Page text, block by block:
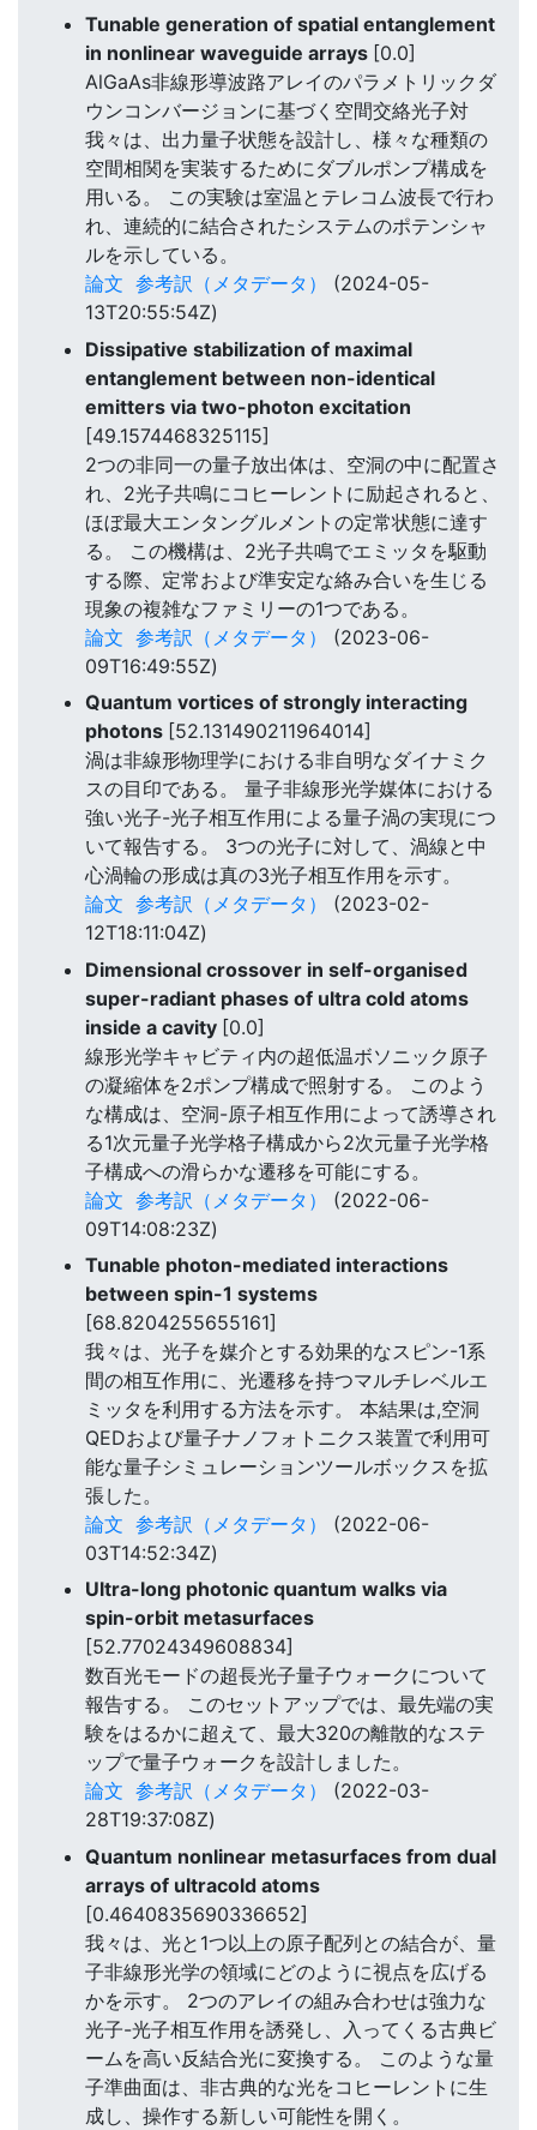
Tunable generation of spatial entanglement
in nonlinear waveguide arrays [0.0]
AlGaAs非線形導波路アレイのパラメトリックダ
ウンコンバージョンに基づく空間交絡光子対
我々は、出力量子状態を設計し、様々な種類の
空間相関を実装するためにダブルポンプ構成を
用いる。 この実験は室温とテレコム波長で行わ
れ、連続的に結合されたシステムのポテンシャ
ルを示している。
論文 参考訳（メタデータ）
(2024-05-
13T20:55:54Z)
Dissipative stabilization of maximal
entanglement between non-identical
emitters via two-photon excitation
[49.1574468325115]
2つの非同一の量子放出体は、空洞の中に配置さ
れ、2光子共鳴にコヒーレントに励起されると、
ほぼ最大エンタングルメントの定常状態に達す
る。 この機構は、2光子共鳴でエミッタを駆動
する際、定常および準安定な絡み合いを生じる
現象の複雑なファミリーの1つである。
論文 参考訳（メタデータ）
(2023-06-
09T16:49:55Z)
Quantum vortices of strongly interacting
photons [52.131490211964014]
渦は非線形物理学における非自明なダイナミク
スの目印である。 量子非線形光学媒体における
強い光子-光子相互作用による量子渦の実現につ
いて報告する。 3つの光子に対して、渦線と中
心渦輪の形成は真の3光子相互作用を示す。
論文 参考訳（メタデータ）
(2023-02-
12T18:11:04Z)
Dimensional crossover in self-organised
super-radiant phases of ultra cold atoms
inside a cavity [0.0]
線形光学キャビティ内の超低温ボソニック原子
の凝縮体を2ポンプ構成で照射する。 このよう
な構成は、空洞-原子相互作用によって誘導され
る1次元量子光学格子構成から2次元量子光学格
子構成への滑らかな遷移を可能にする。
論文 参考訳（メタデータ）
(2022-06-
09T14:08:23Z)
Tunable photon-mediated interactions
between spin-1 systems
[68.8204255655161]
我々は、光子を媒介とする効果的なスピン-1系
間の相互作用に、光遷移を持つマルチレベルエ
ミッタを利用する方法を示す。 本結果は,空洞
QEDおよび量子ナノフォトニクス装置で利用可
能な量子シミュレーションツールボックスを拡
張した。
論文 参考訳（メタデータ）
(2022-06-
03T14:52:34Z)
Ultra-long photonic quantum walks via
spin-orbit metasurfaces
[52.77024349608834]
数百光モードの超長光子量子ウォークについて
報告する。 このセットアップでは、最先端の実
験をはるかに超えて、最大320の離散的なステ
ップで量子ウォークを設計しました。
論文 参考訳（メタデータ）
(2022-03-
28T19:37:08Z)
Quantum nonlinear metasurfaces from dual
arrays of ultracold atoms
[0.4640835690336652]
我々は、光と1つ以上の原子配列との結合が、量
子非線形光学の領域にどのように視点を広げる
かを示す。 2つのアレイの組み合わせは強力な
光子-光子相互作用を誘発し、入ってくる古典ビ
ームを高い反結合光に変換する。 このような量
子準曲面は、非古典的な光をコヒーレントに生
成し、操作する新しい可能性を開く。